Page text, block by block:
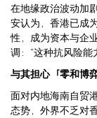
在地缘政治波动加
安认为，香港已成
性，成为资本与企
调：“这种抗风险
与其担心「零和博
面对内地海南自贸
态势，外界不乏对